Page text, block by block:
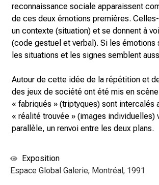
reconnaissance sociale apparaissent
de ces deux émotions premières.
un contexte (situation) et se donnent à
(code gestuel et verbal). Si les émotions
les situations et les signes semblent
Autour de cette idée de la répétition et
des jeux de société ont été mis en
« fabriqués » (triptyques) sont intercalés
« réalité trouvée » (images individuelles)
parallèle, un renvoi entre les deux plans.
Exposition
Espace Global Galerie, Montréal, 1991